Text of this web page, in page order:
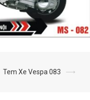
Tem Xe Vespa 083 ⟶